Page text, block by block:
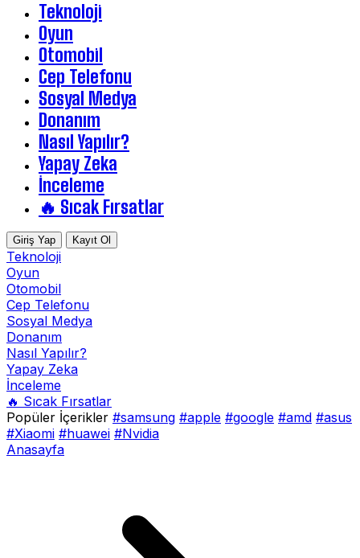
Teknoloji
Oyun
Otomobil
Cep Telefonu
Sosyal Medya
Donanım
Nasıl Yapılır?
Yapay Zeka
İnceleme
🔥 Sıcak Fırsatlar
Giriş Yap Kayıt Ol
Teknoloji
Oyun
Otomobil
Cep Telefonu
Sosyal Medya
Donanım
Nasıl Yapılır?
Yapay Zeka
İnceleme
🔥 Sıcak Fırsatlar
Popüler İçerikler #samsung #apple #google #amd #asus
#Xiaomi #huawei #Nvidia
Anasayfa